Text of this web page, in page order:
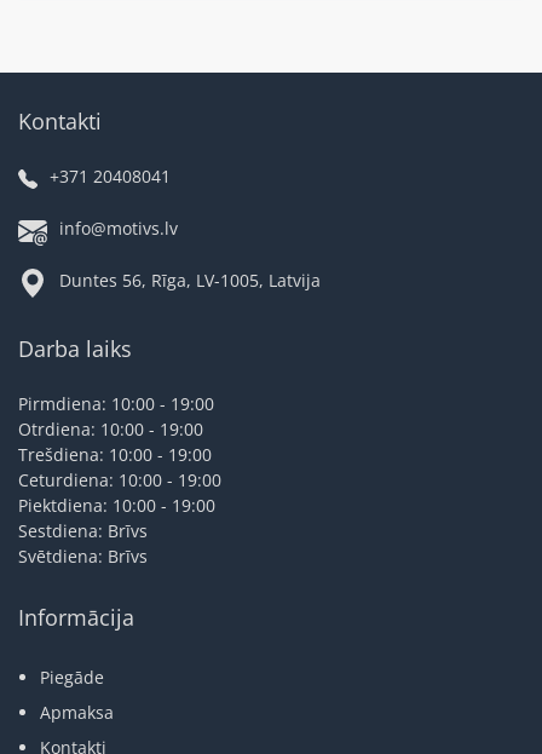
Kontakti
+371 20408041
info@motivs.lv
Duntes 56, Rīga, LV-1005, Latvija
Darba laiks
Pirmdiena: 10:00 - 19:00
Otrdiena: 10:00 - 19:00
Trešdiena: 10:00 - 19:00
Ceturdiena: 10:00 - 19:00
Piektdiena: 10:00 - 19:00
Sestdiena: Brīvs
Svētdiena: Brīvs
Informācija
Piegāde
Apmaksa
Kontakti